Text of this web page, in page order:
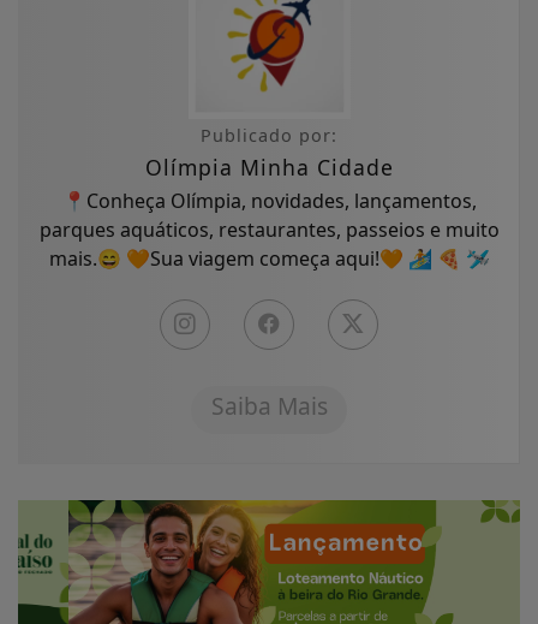
Publicado por:
Olímpia Minha Cidade
📍Conheça Olímpia, novidades, lançamentos,
parques aquáticos, restaurantes, passeios e muito
mais.😄 🧡Sua viagem começa aqui!🧡 🏄 🍕 🛩
Saiba Mais